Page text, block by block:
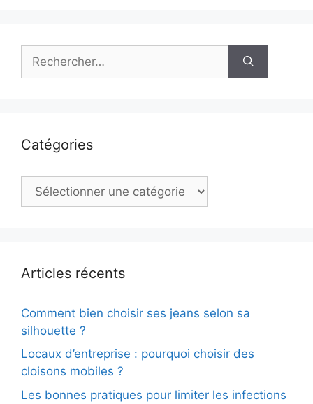
Catégories
Catégories
Articles récents
Comment bien choisir ses jeans selon sa
silhouette ?
Locaux d’entreprise : pourquoi choisir des
cloisons mobiles ?
Les bonnes pratiques pour limiter les infections